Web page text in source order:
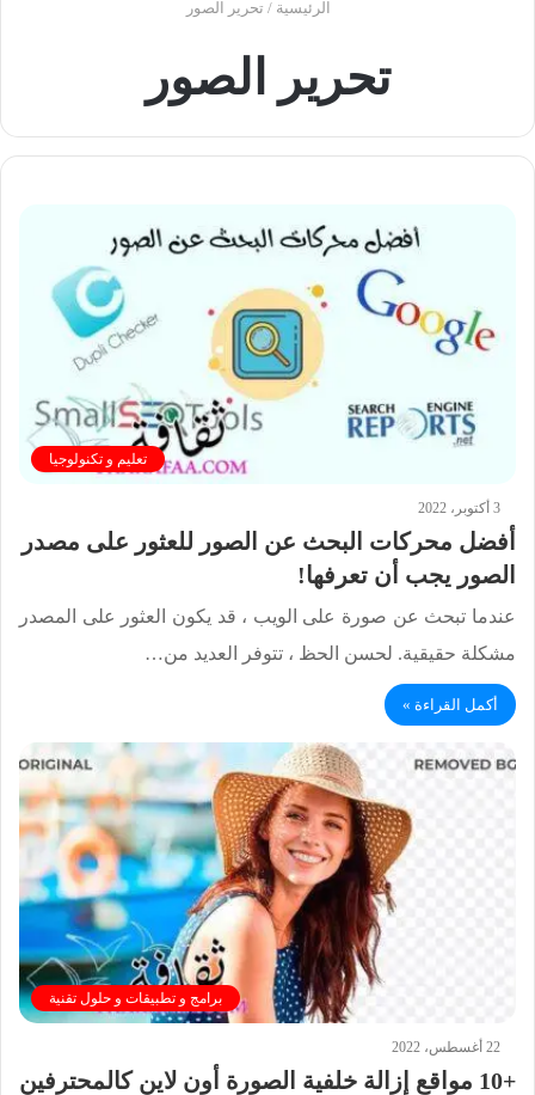
الرئيسية / تحرير الصور
تحرير الصور
تعليم و تكنولوجيا
3 أكتوبر، 2022
أفضل محركات البحث عن الصور للعثور على مصدر
الصور يجب أن تعرفها!
عندما تبحث عن صورة على الويب ، قد يكون العثور على المصدر
مشكلة حقيقية. لحسن الحظ ، تتوفر العديد من…
أكمل القراءة »
برامج و تطبيقات و حلول تقنية
22 أغسطس، 2022
+10 مواقع إزالة خلفية الصورة أون لاين كالمحترفين